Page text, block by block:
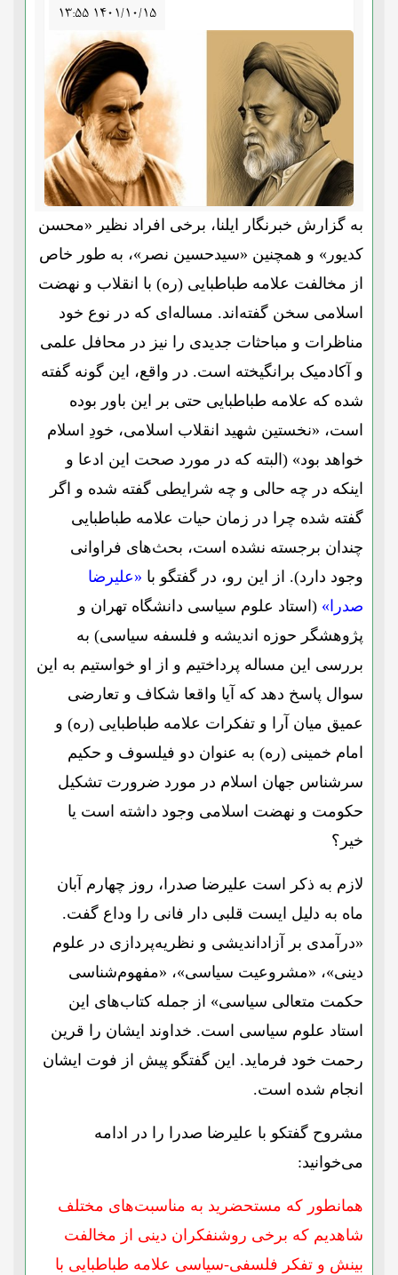
۱۳:۵۵ ۱۴۰۱/۱۰/۱۵
به گزارش خبرنگار ایلنا، برخی افراد نظیر «محسن
کدیور» و همچنین «سیدحسین نصر»، به طور خاص
از مخالفت علامه طباطبایی (ره) با انقلاب و نهضت
اسلامی سخن گفته‌اند. مساله‌ای که در نوع خود
مناظرات و مباحثات جدیدی را نیز در محافل علمی
و آکادمیک برانگیخته است. در واقع، این گونه گفته
شده که علامه طباطبایی حتی بر این باور بوده
است، «نخستین شهید انقلاب اسلامی، خودِ اسلام
خواهد بود» (البته که در مورد صحت این ادعا و
اینکه در چه حالی و چه شرایطی گفته شده و اگر
گفته شده چرا در زمان حیات علامه طباطبایی
چندان برجسته نشده است، بحث‌های فراوانی
وجود دارد). از این رو، در گفتگو با «علیرضا
صدرا» (استاد علوم سیاسی دانشگاه تهران و
پژوهشگر حوزه اندیشه و فلسفه سیاسی) به
بررسی این مساله پرداختیم و از او خواستیم به این
سوال پاسخ دهد که آیا واقعا شکاف و تعارضی
عمیق میان آرا و تفکرات علامه طباطبایی (ره) و
امام خمینی (ره) به عنوان دو فیلسوف و حکیم
سرشناس جهان اسلام در مورد ضرورت تشکیل
حکومت و نهضت اسلامی وجود داشته است یا
خیر؟
لازم به ذکر است علیرضا صدرا، روز چهارم آبان‌
ماه به دلیل ایست قلبی دار فانی را وداع گفت.
«درآمدی بر آزاداندیشی و نظریه‌پردازی در علوم
دینی»، «مشروعیت سیاسی»، «مفهوم‌شناسی
حکمت متعالی سیاسی» از جمله کتاب‌‌های این
استاد علوم سیاسی است. خداوند ایشان را قرین
رحمت خود فرماید. این گفتگو پیش از فوت ایشان
انجام شده است.
مشروح گفتکو با علیرضا صدرا را در ادامه
می‌خوانید:
همانطور که مستحضرید به مناسبت‌های مختلف
شاهدیم که برخی روشنفکران دینی از مخالفت
بینش و تفکر فلسفی-سیاسی علامه طباطبایی با